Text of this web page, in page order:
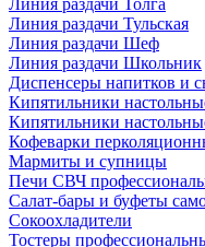
Линия раздачи Толга
Линия раздачи Тульская
Линия раздачи Шеф
Линия раздачи Школьник
Диспенсеры напитков и
Кипятильники
Кипятильники
Кофеварки
Мармиты и супницы
Печи СВЧ
Салат-бары и буфеты
Сокоохладители
Тостеры